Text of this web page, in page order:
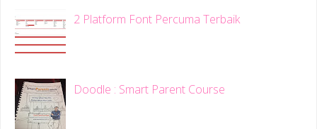
2 Platform Font Percuma Terbaik
Doodle : Smart Parent Course